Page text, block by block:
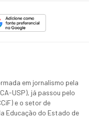
em jornalismo pela
USP), já passou pelo
e o setor de
Educação do Estado de